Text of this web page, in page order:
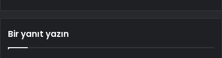
Bir yanıt yazın